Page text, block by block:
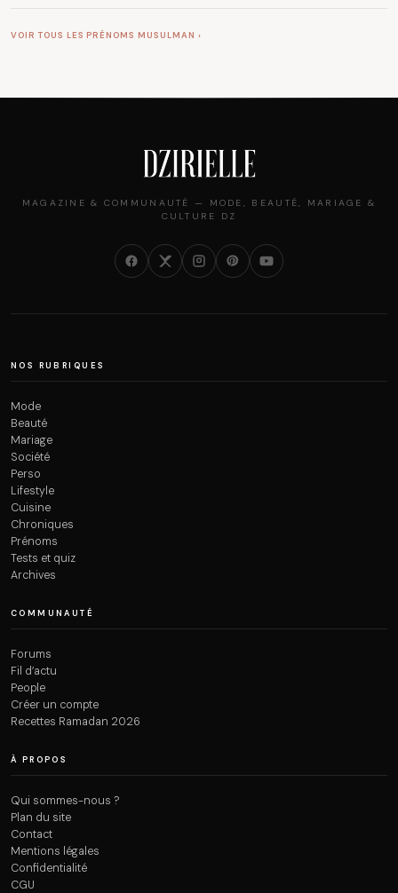
VOIR TOUS LES PRÉNOMS MUSULMAN ›
MAGAZINE & COMMUNAUTÉ — MODE, BEAUTÉ, MARIAGE &
CULTURE DZ
NOS RUBRIQUES
Mode
Beauté
Mariage
Société
Perso
Lifestyle
Cuisine
Chroniques
Prénoms
Tests et quiz
Archives
COMMUNAUTÉ
Forums
Fil d’actu
People
Créer un compte
Recettes Ramadan 2026
À PROPOS
Qui sommes-nous ?
Plan du site
Contact
Mentions légales
Confidentialité
CGU